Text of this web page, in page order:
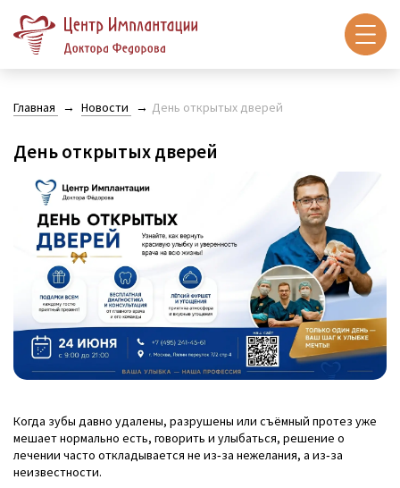
Главная Новости День открытых дверей
День открытых дверей
Когда зубы давно удалены, разрушены или съёмный протез уже
мешает нормально есть, говорить и улыбаться, решение о
лечении часто откладывается не из‑за нежелания, а из‑за
неизвестности.